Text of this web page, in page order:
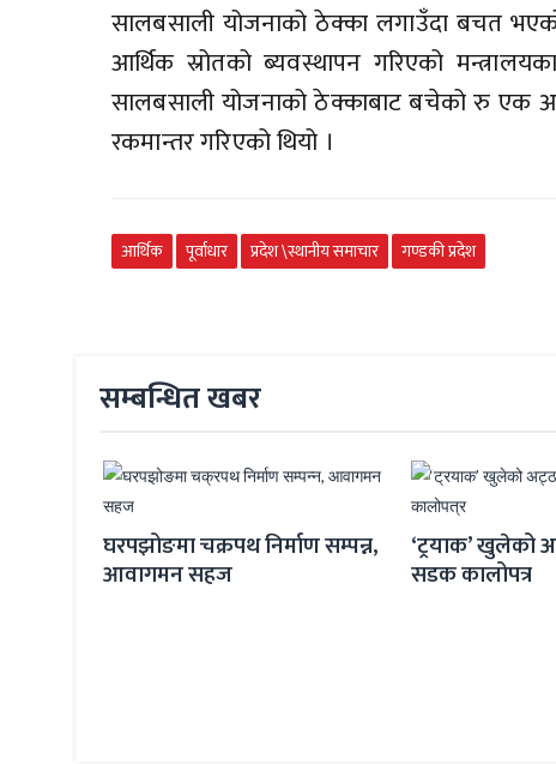
सालबसाली योजनाको ठेक्का लगाउँदा बचत
आर्थिक स्रोतको ब्यवस्थापन गरिएको
सालबसाली योजनाको ठेक्काबाट बचेको रु एक
रकमान्तर गरिएको थियो ।
आर्थिक पूर्वाधार प्रदेश \स्थानीय समाचार गण्डकी प्रदेश
सम्बन्धित खबर
‘ट्रयाक’ खुलेको अट्ठाइस वर्षपछि
सडक कालोपत्र
सडक
गुर्जावासीको